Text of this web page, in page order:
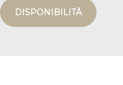
DISPONIBILITÀ